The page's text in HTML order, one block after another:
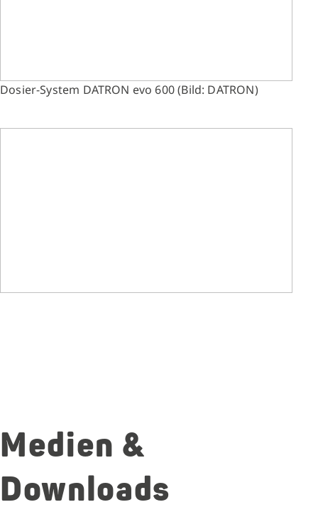
Dosier-System DATRON evo 600 (Bild: DATRON)
Medien &
Downloads